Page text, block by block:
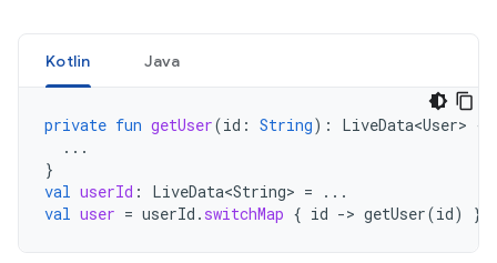
Kotlin Java
private fun getUser(id : String): LiveData<User> {
...
}
val userId : LiveData<String> =
...
val user = userId . switchMap { id -> getUser(id) }